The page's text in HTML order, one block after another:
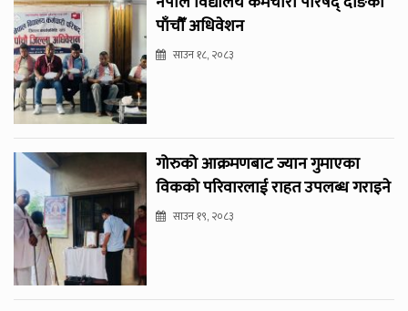
पाँचौँ अधिवेशन
साउन १८, २०८३
गोरुको आक्रमणबाट ज्यान गुमाएका
विकको परिवारलाई राहत उपलब्ध गराइने
साउन १९, २०८३